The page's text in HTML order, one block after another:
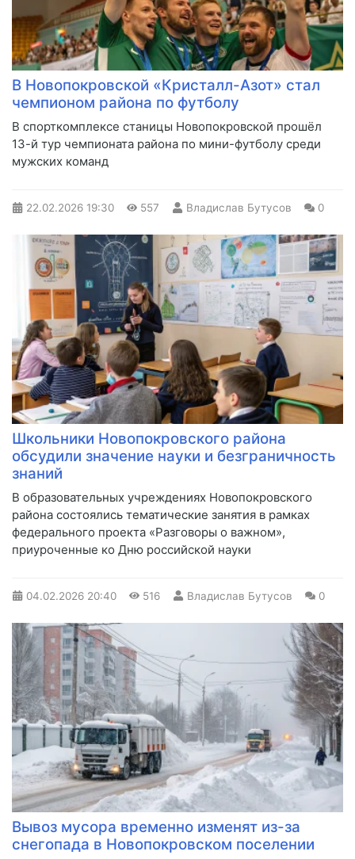
В Новопокровской «Кристалл-Азот» стал
чемпионом района по футболу
В спорткомплексе станицы Новопокровской прошёл
13-й тур чемпионата района по мини-футболу среди
мужских команд
22.02.2026 19:30 557 Владислав Бутусов 0
Школьники Новопокровского района
обсудили значение науки и безграничность
знаний
В образовательных учреждениях Новопокровского
района состоялись тематические занятия в рамках
федерального проекта «Разговоры о важном»,
приуроченные ко Дню российской науки
04.02.2026 20:40 516 Владислав Бутусов 0
Вывоз мусора временно изменят из-за
снегопада в Новопокровском поселении